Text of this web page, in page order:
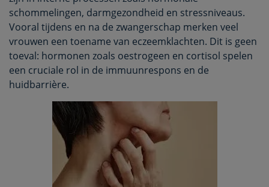
schommelingen, darmgezondheid en stressniveaus.
Vooral tijdens en na de zwangerschap merken veel
vrouwen een toename van eczeemklachten. Dit is geen
toeval: hormonen zoals oestrogeen en cortisol spelen
een cruciale rol in de immuunrespons en de
huidbarrière.